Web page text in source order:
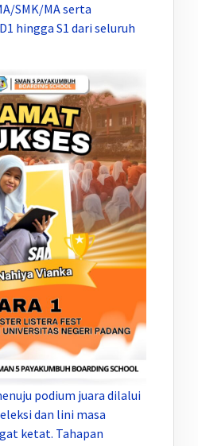
SMK/MA serta
hingga S1 dari seluruh
podium juara dilalui
dan lini masa
ketat. Tahapan